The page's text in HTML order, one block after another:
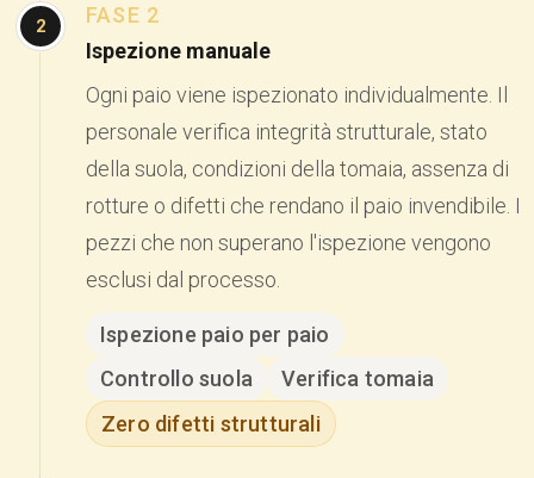
2
FASE 2
Ispezione manuale
Ogni paio viene ispezionato individualmente. Il
personale verifica integrità strutturale, stato
della suola, condizioni della tomaia, assenza di
rotture o difetti che rendano il paio invendibile. I
pezzi che non superano l'ispezione vengono
esclusi dal processo.
Ispezione paio per paio
Controllo suola
Verifica tomaia
Zero difetti strutturali